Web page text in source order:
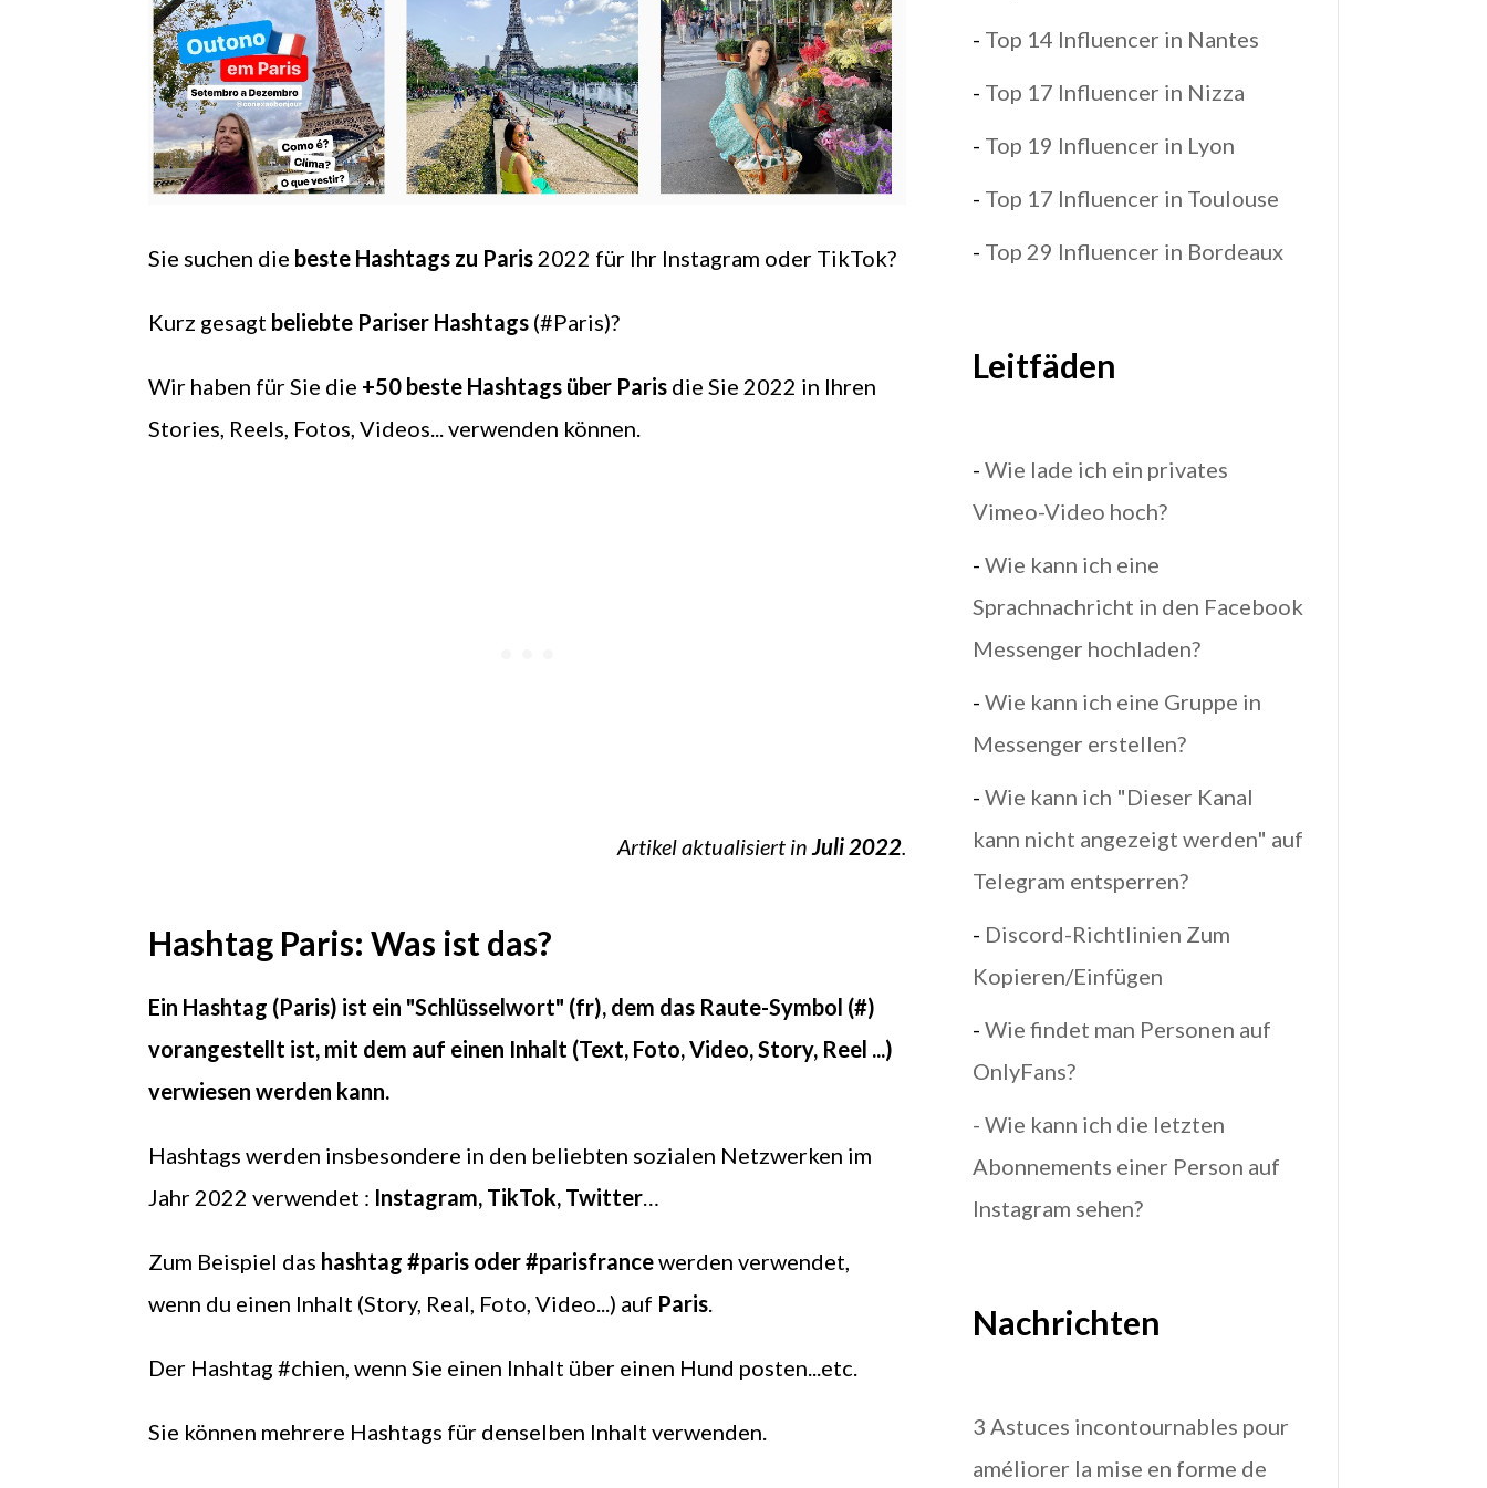
Sie suchen die beste Hashtags zu Paris 2022 für Ihr Instagram oder TikTok?
Kurz gesagt beliebte Pariser Hashtags (#Paris)?
Wir haben für Sie die +50 beste Hashtags über Paris die Sie 2022 in Ihren
Stories, Reels, Fotos, Videos... verwenden können.
Artikel aktualisiert inJuli 2022.
Hashtag Paris: Was ist das?
Ein Hashtag (Paris) ist ein "Schlüsselwort" (fr), dem das Raute-Symbol (#)
vorangestellt ist, mit dem auf einen Inhalt (Text, Foto, Video, Story, Reel ...)
verwiesen werden kann.
Hashtags werden insbesondere in den beliebten sozialen Netzwerken im
Jahr 2022 verwendet : Instagram, TikTok, Twitter…
Zum Beispiel das hashtag #paris oder #parisfrancewerden verwendet,
wenn du einen Inhalt (Story, Real, Foto, Video...) auf Paris.
Der Hashtag #chien, wenn Sie einen Inhalt über einen Hund posten...etc.
Sie können mehrere Hashtags für denselben Inhalt verwenden.
- Top 14 Influencer in Nantes
- Top 17 Influencer in Nizza
- Top 19 Influencer in Lyon
- Top 17 Influencer in Toulouse
- Top 29 Influencer in Bordeaux
Leitfäden
- Wie lade ich ein privates
Vimeo-Video hoch?
- Wie kann ich eine
Sprachnachricht in den Facebook
Messenger hochladen?
- Wie kann ich eine Gruppe in
Messenger erstellen?
- Wie kann ich "Dieser Kanal
kann nicht angezeigt werden" auf
Telegram entsperren?
- Discord-Richtlinien Zum
Kopieren/Einfügen
- Wie findet man Personen auf
OnlyFans?
- Wie kann ich die letzten
Abonnements einer Person auf
Instagram sehen?
Nachrichten
3 Astuces incontournables pour
améliorer la mise en forme de